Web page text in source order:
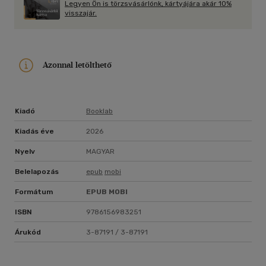
meditációs tanár képesítést szerzett. Közösségi média
platformjain keresztül több százezer embert ér el naponta,
Legyen Ön is törzsvásárlónk, kártyájára akár 10%
visszajár.
Azonnal letölthető
Kiadó Booklab
Kiadás éve 2026
Nyelv MAGYAR
Belelapozás epub mobi
Formátum EPUB MOBI
ISBN 9786156983251
Árukód 3-87191 / 3-87191